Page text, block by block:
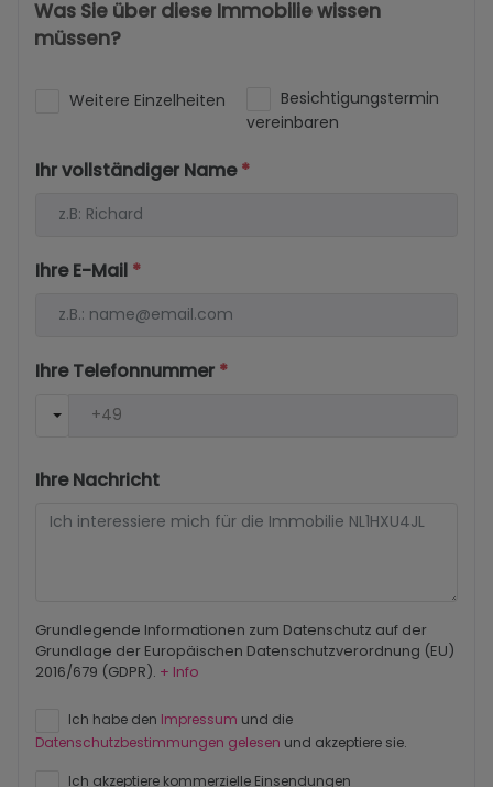
Was Sie über diese Immobilie wissen
müssen?
Weitere Einzelheiten
Besichtigungstermin
vereinbaren
Ihr vollständiger Name*
Ihre E-Mail *
Ihre Telefonnummer *
Ihre Nachricht
Grundlegende Informationen zum Datenschutz auf der
Grundlage der Europäischen Datenschutzverordnung (EU)
2016/679 (GDPR). + Info
Ich habe den Impressum und die
Datenschutzbestimmungen gelesen und akzeptiere sie.
Ich akzeptiere kommerzielle Einsendungen